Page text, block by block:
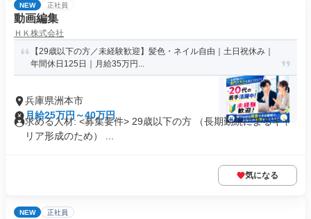
NEW 正社員
動画編集
ＨＫ株式会社
【29歳以下の方／未経験歓迎】髪色・ネイル自由｜土日祝休み｜
年間休日125日｜月給35万円...
兵庫県洲本市
月給25万円～40万円
求める人材: <募集要件> 29歳以下の方 （長期勤続によるキャ
リア形成のため） ...
気になる
NEW 正社員